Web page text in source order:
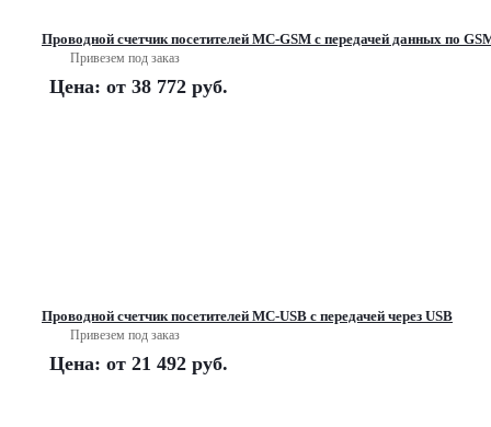
Проводной счетчик посетителей MC-GSM с передачей данных по
Привезем под заказ
Цена: от 38 772 руб.
Проводной счетчик посетителей MC-USB с передачей через USB
Привезем под заказ
Цена: от 21 492 руб.